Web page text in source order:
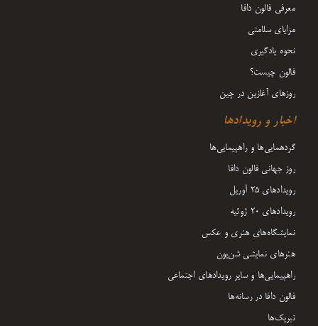
معرفی فالون دافا
مزایای سلامتی
نحوه یادگیری
فالون چیست؟
روزهای آغازین در چین
اخبار و رویدادها
گردهمایی‌ها و راهپیمایی‌ها
روز جهانی فالون دافا
رویدادهای ۲۵ آوریل
رویدادهای ۲۰ ژوئیه
نمایشگاه‌های هنری و عکس
هنرهای نمایشی شن‌یون
راهپیمایی‌ها و سایر رویدادهای اجتماعی
فالون دافا در رسانه‌ها
تبریک‌ها